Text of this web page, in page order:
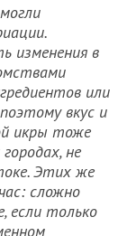
изменения в
или
вкус и
икры тоже
не
Этих же
сложно
если только